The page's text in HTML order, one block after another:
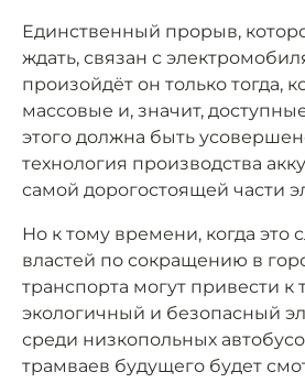
Единственный прорыв,
ждать, связан с
произойдёт он только тогда,
массовые и, значит,
этого должна быть
технология производства
самой дорогостоящей части
Но к тому времени, когда это
властей по сокращению в
транспорта могут привести к
экологичный и безопасный
среди низкопольных
трамваев будущего будет